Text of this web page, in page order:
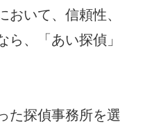
おいて、信頼性、
ら、「あい探偵」
た探偵事務所を選